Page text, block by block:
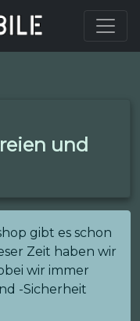
und
gibt es schon
Zeit haben wir
wir immer
-Sicherheit